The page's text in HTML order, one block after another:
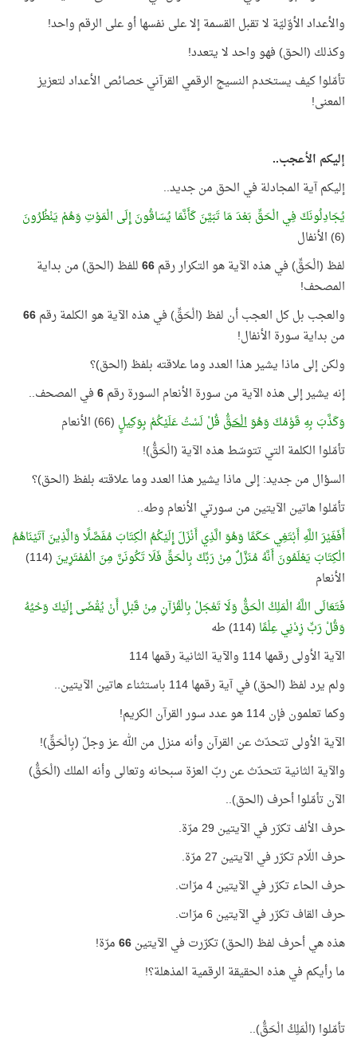
والأعداد الأوّليّة لا تقبل القسمة إلا على نفسها أو على الرقم واحد!
وكذلك (الحق) فهو واحد لا يتعدد!
تأمّلوا كيف يستخدم النسيج الرقمي القرآني خصائص الأعداد لتعزيز
المعنى!
إليكم الأعجب..
إليكم آية المجادلة في الحق من جديد..
يُجَادِلُونَكَ فِي الْحَقِّ بَعْدَ مَا تَبَيَّنَ كَأَنَّمَا يُسَاقُونَ إِلَى الْمَوْتِ وَهُمْ يَنْظُرُونَ
(6) الأنفال
لفظ (الْحَقِّ) في هذه الآية هو التكرار رقم66للفظ (الحق) من بداية
المصحف!
والعجب بل كل العجب أن لفظ (الْحَقِّ) في هذه الآية هو الكلمة رقم66
من بداية سورة الأنفال!
ولكن إلى ماذا يشير هذا العدد وما علاقته بلفظ (الحق)؟
إنه يشير إلى هذه الآية من سورة الأنعام السورة رقم6في المصحف..
وَكَذَّبَ بِهِ قَوْمُكَ وَهُوَالْحَقُّ قُلْ لَسْتُ عَلَيْكُمْ بِوَكِيلٍ (66) الأنعام
تأمّلوا الكلمة التي تتوسّط هذه الآية (الْحَقُّ)!
السؤال من جديد: إلى ماذا يشير هذا العدد وما علاقته بلفظ (الحق)؟
تأمّلوا هاتين الآيتين من سورتي الأنعام وطه..
أَفَغَيْرَ اللَّهِ أَبْتَغِي حَكَمًا وَهُوَ الَّذِي أَنْزَلَ إِلَيْكُمُ الْكِتَابَ مُفَصَّلًا وَالَّذِينَ آتَيْنَاهُمُ
الْكِتَابَ يَعْلَمُونَ أَنَّهُ مُنَزَّلٌ مِنْ رَبِّكَ بِالْحَقِّ فَلَا تَكُونَنَّ مِنَ الْمُمْتَرِينَ
(114)
الأنعام
فَتَعَالَى اللَّهُ الْمَلِكُ الْحَقُّ وَلَا تَعْجَلْ بِالْقُرْآنِ مِنْ قَبْلِ أَنْ يُقْضَى إِلَيْكَ وَحْيُهُ
وَقُلْ رَبِّ زِدْنِي عِلْمًا (114) طه
الآية الأولى رقمها 114 والآية الثانية رقمها 114
ولم يرد لفظ (الحق) في آية رقمها 114 باستثناء هاتين الآيتين..
وكما تعلمون فإن 114 هو عدد سور القرآن الكريم!
الآية الأولى تتحدّث عن القرآن وأنه منزل من الله عز وجلّ (بِالْحَقِّ)!
والآية الثانية تتحدّث عن ربّ العزة سبحانه وتعالى وأنه الملك (الْحَقُّ)
الآن تأمّلوا أحرف (الحق)..
حرف الألف تكرّر في الآيتين 29 مرّة.
حرف اللّام تكرّر في الآيتين 27 مرّة.
حرف الحاء تكرّر في الآيتين 4 مرّات.
حرف القاف تكرّر في الآيتين 6 مرّات.
هذه هي أحرف لفظ (الحق) تكرّرت في الآيتين66مرّة!
ما رأيكم في هذه الحقيقة الرقمية المذهلة؟!
تأمّلوا (الْمَلِكُ الْحَقُّ)..